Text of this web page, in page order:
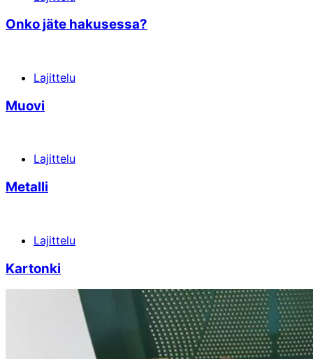
Onko jäte hakusessa?
Lajittelu
Muovi
Lajittelu
Metalli
Lajittelu
Kartonki